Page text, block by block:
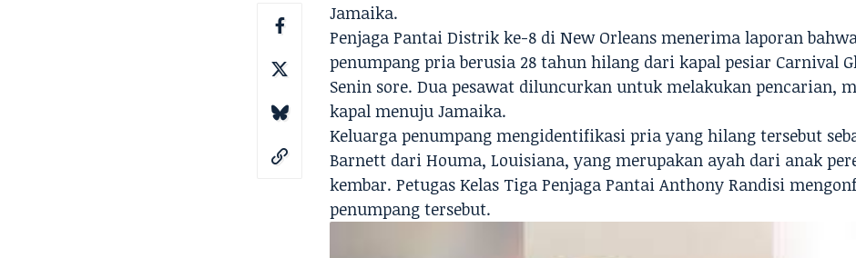
Jamaika.
Penjaga Pantai Distrik ke-8 di New Orleans menerima laporan
penumpang pria berusia 28 tahun hilang dari kapal pesiar Carnival
Senin sore. Dua pesawat diluncurkan untuk melakukan pencarian,
kapal menuju Jamaika.
Keluarga penumpang mengidentifikasi pria yang hilang tersebut
Barnett dari Houma, Louisiana, yang merupakan ayah dari anak
kembar. Petugas Kelas Tiga Penjaga Pantai Anthony Randisi
penumpang tersebut.